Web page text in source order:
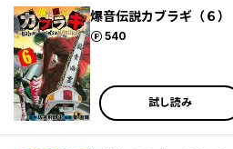
爆音伝説カブラギ（６）
540
ポイント
試し読み